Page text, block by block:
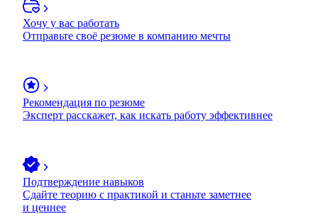
Хочу у вас работать
Отправьте своё резюме в компанию мечты
Рекомендация по резюме
Эксперт расскажет, как искать работу эффективнее
Подтверждение навыков
Сдайте теорию с практикой и станьте заметнее
и ценнее